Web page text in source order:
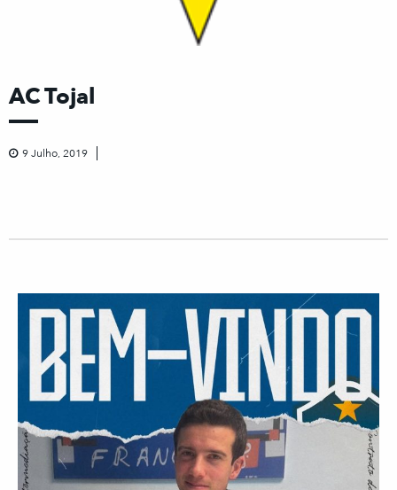
AC Tojal
9 Julho, 2019